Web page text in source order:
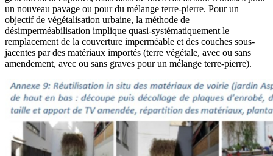
un nouveau pavage ou pour du mélange terre-pierre. Pour un
objectif de végétalisation urbaine, la méthode de
désimperméabilisation implique quasi-systématiquement le
remplacement de la couverture imperméable et des couches sous-
jacentes par des matériaux importés (terre végétale, avec ou sans
amendement, avec ou sans graves pour un mélange terre-pierre).